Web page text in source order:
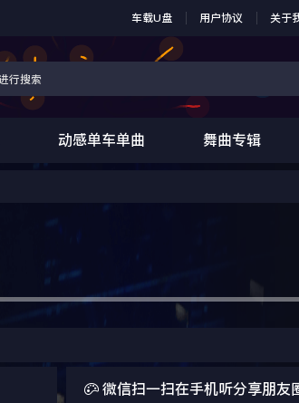
车载U盘 用户协议 关于
动感单车单曲 舞曲专辑
微信扫一扫在手机听分享朋友